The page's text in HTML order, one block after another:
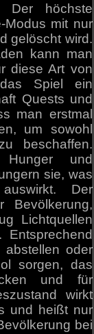
Der höchste
Modus mit nur
gelöscht wird.
kann man
diese Art von
Spiel ein
Quests und
man erstmal
um sowohl
beschaffen.
und
sie, was
Der
Bevölkerung,
Lichtquellen
abstellen oder
sorgen, das
und für
wirkt
und heißt nur
bei